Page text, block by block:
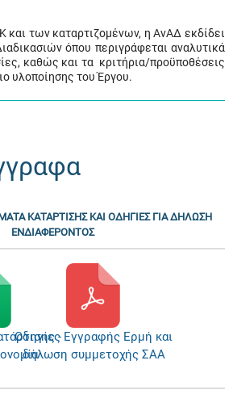
και των καταρτιζομένων, η ΑνΑΔ εκδίδει
όπου περιγράφεται αναλυτικά
καθώς και τα κριτήρια/προϋποθέσεις
υλοποίησης του Έργου.
ΚΑΤΑΡΤΙΣΗΣ ΚΑΙ ΟΔΗΓΙΕΣ ΓΙΑ ΔΗΛΩΣΗ
ΕΝΔΙΑΦΕΡΟΝΤΟΣ
-
Οδηγίες Εγγραφής Ερμή και
δήλωση συμμετοχής ΣΑΑ